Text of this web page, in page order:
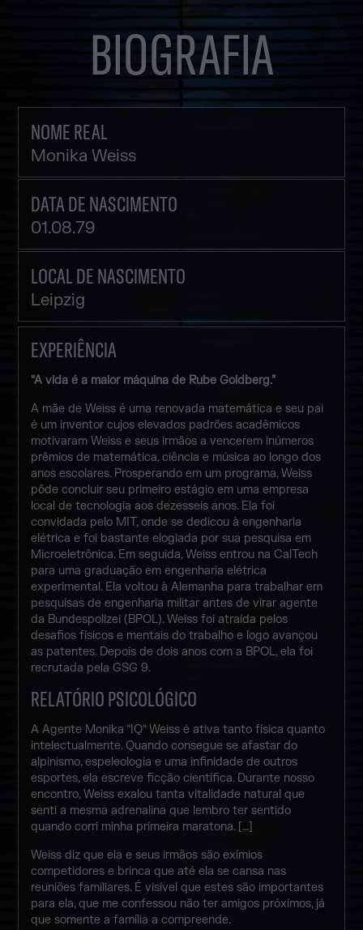
BIOGRAFIA
NOME REAL
Monika Weiss
DATA DE NASCIMENTO
01.08.79
LOCAL DE NASCIMENTO
Leipzig
EXPERIÊNCIA
“A vida é a maior máquina de Rube Goldberg.”
A mãe de Weiss é uma renovada matemática e seu pai
é um inventor cujos elevados padrões acadêmicos
motivaram Weiss e seus irmãos a vencerem inúmeros
prêmios de matemática, ciência e música ao longo dos
anos escolares. Prosperando em um programa, Weiss
pôde concluir seu primeiro estágio em uma empresa
local de tecnologia aos dezesseis anos. Ela foi
convidada pelo MIT, onde se dedicou à engenharia
elétrica e foi bastante elogiada por sua pesquisa em
Microeletrônica. Em seguida, Weiss entrou na CalTech
para uma graduação em engenharia elétrica
experimental. Ela voltou à Alemanha para trabalhar em
pesquisas de engenharia militar antes de virar agente
da Bundespolizei (BPOL). Weiss foi atraída pelos
desafios físicos e mentais do trabalho e logo avançou
as patentes. Depois de dois anos com a BPOL, ela foi
recrutada pela GSG 9.
RELATÓRIO PSICOLÓGICO
A Agente Monika “IQ“ Weiss é ativa tanto física quanto
intelectualmente. Quando consegue se afastar do
alpinismo, espeleologia e uma infinidade de outros
esportes, ela escreve ficção científica. Durante nosso
encontro, Weiss exalou tanta vitalidade natural que
senti a mesma adrenalina que lembro ter sentido
quando corri minha primeira maratona. […]
Weiss diz que ela e seus irmãos são exímios
competidores e brinca que até ela se cansa nas
reuniões familiares. É visível que estes são importantes
para ela, que me confessou não ter amigos próximos, já
que somente a família a compreende.